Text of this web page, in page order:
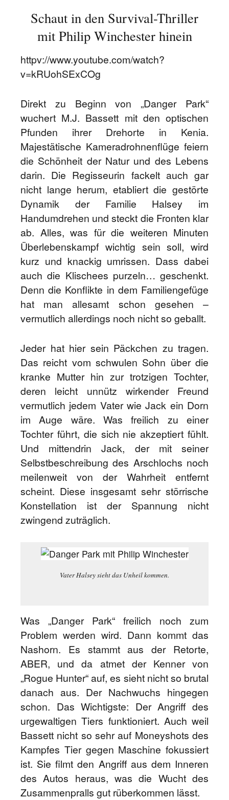
Schaut in den Survival-Thriller
mit Philip Winchester hinein
httpv://www.youtube.com/watch?
v=kRUohSExCOg
Direkt zu Beginn von „Danger Park“
wuchert M.J. Bassett mit den optischen
Pfunden ihrer Drehorte in Kenia.
Majestätische Kameradrohnenflüge feiern
die Schönheit der Natur und des Lebens
darin. Die Regisseurin fackelt auch gar
nicht lange herum, etabliert die gestörte
Dynamik der Familie Halsey im
Handumdrehen und steckt die Fronten klar
ab. Alles, was für die weiteren Minuten
Überlebenskampf wichtig sein soll, wird
kurz und knackig umrissen. Dass dabei
auch die Klischees purzeln… geschenkt.
Denn die Konflikte in dem Familiengefüge
hat man allesamt schon gesehen –
vermutlich allerdings noch nicht so geballt.
Jeder hat hier sein Päckchen zu tragen.
Das reicht vom schwulen Sohn über die
kranke Mutter hin zur trotzigen Tochter,
deren leicht unnütz wirkender Freund
vermutlich jedem Vater wie Jack ein Dorn
im Auge wäre. Was freilich zu einer
Tochter führt, die sich nie akzeptiert fühlt.
Und mittendrin Jack, der mit seiner
Selbstbeschreibung des Arschlochs noch
meilenweit von der Wahrheit entfernt
scheint. Diese insgesamt sehr störrische
Konstellation ist der Spannung nicht
zwingend zuträglich.
Vater Halsey sieht das Unheil kommen.
Was „Danger Park“ freilich noch zum
Problem werden wird. Dann kommt das
Nashorn. Es stammt aus der Retorte,
ABER, und da atmet der Kenner von
„Rogue Hunter“ auf, es sieht nicht so brutal
danach aus. Der Nachwuchs hingegen
schon. Das Wichtigste: Der Angriff des
urgewaltigen Tiers funktioniert. Auch weil
Bassett nicht so sehr auf Moneyshots des
Kampfes Tier gegen Maschine fokussiert
ist. Sie filmt den Angriff aus dem Inneren
des Autos heraus, was die Wucht des
Zusammenpralls gut rüberkommen lässt.